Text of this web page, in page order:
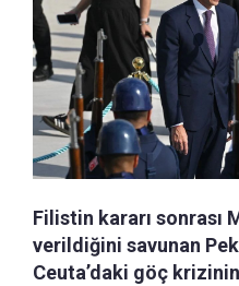
Filistin kararı sonrası
verildiğini savunan
Ceuta’daki göç